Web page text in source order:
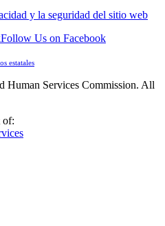
y la seguridad del sitio web
Follow Us on Facebook
estatales
Human Services Commission. All
of: